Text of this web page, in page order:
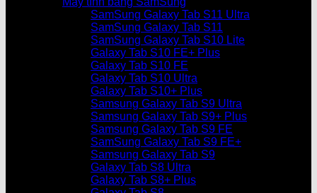
SamSung Galaxy Tab S11 Ultra
SamSung Galaxy Tab S11
SamSung Galaxy Tab S10 Lite
Galaxy Tab S10 FE+ Plus
Galaxy Tab S10 FE
Galaxy Tab S10 Ultra
Galaxy Tab S10+ Plus
Samsung Galaxy Tab S9 Ultra
Samsung Galaxy Tab S9+ Plus
Samsung Galaxy Tab S9 FE
SamSung Galaxy Tab S9 FE+
Samsung Galaxy Tab S9
Galaxy Tab S8 Ultra
Galaxy Tab S8+ Plus